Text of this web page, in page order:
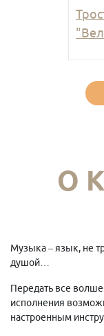
О
Музыка – язык, не
душой…
Передать все
исполнения
настроенным